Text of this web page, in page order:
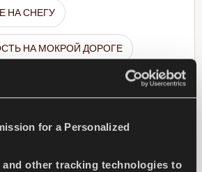
for a Personalized
other tracking technologies to
НА СНЕГУ
НА МОКРОЙ ДОРОГЕ
Подробнее